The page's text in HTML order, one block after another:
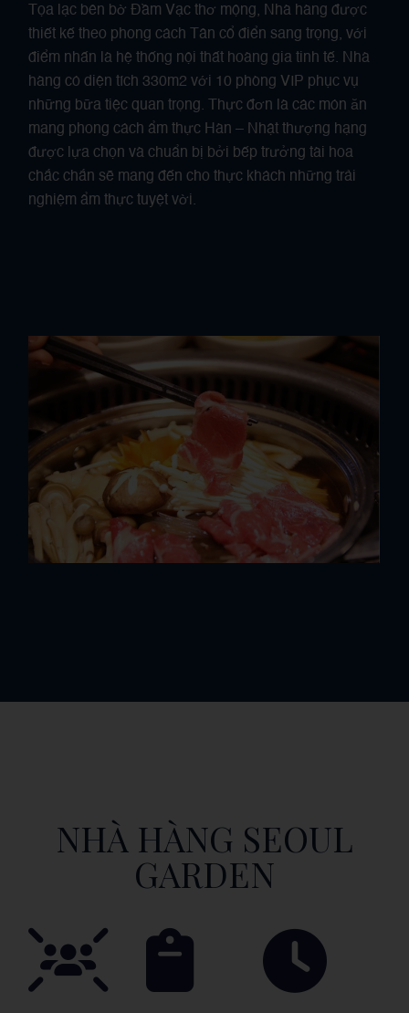
Tọa lạc bên bờ Đầm Vạc thơ mộng, Nhà hàng được
thiết kế theo phong cách Tân cổ điển sang trọng, với
điểm nhấn là hệ thống nội thất hoàng gia tinh tế. Nhà
hàng có diện tích 330m2 với 10 phòng VIP phục vụ
những bữa tiệc quan trọng. Thực đơn là các món ăn
mang phong cách ẩm thực Hàn – Nhật thượng hạng
được lựa chọn và chuẩn bị bởi bếp trưởng tài hoa
chắc chắn sẽ mang đến cho thực khách những trải
nghiệm ẩm thực tuyệt vời.
NHÀ HÀNG SEOUL
GARDEN